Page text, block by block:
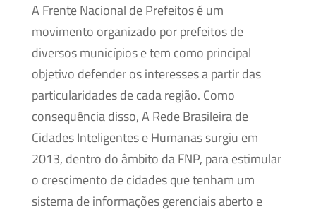
A Frente Nacional de Prefeitos é um
movimento organizado por prefeitos de
diversos municípios e tem como principal
objetivo defender os interesses a partir das
particularidades de cada região. Como
consequência disso, A Rede Brasileira de
Cidades Inteligentes e Humanas surgiu em
2013, dentro do âmbito da FNP, para estimular
o crescimento de cidades que tenham um
sistema de informações gerenciais aberto e